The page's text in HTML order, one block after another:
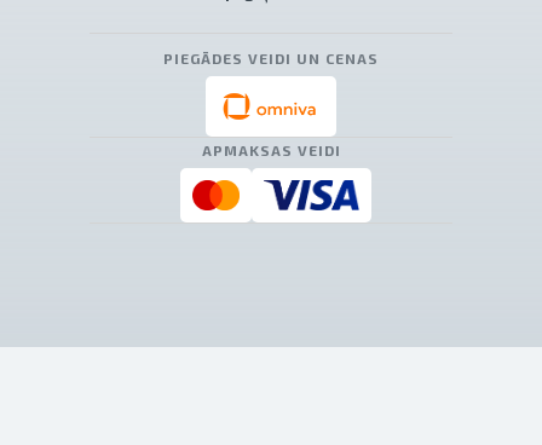
PIEGĀDES VEIDI UN CENAS
APMAKSAS VEIDI